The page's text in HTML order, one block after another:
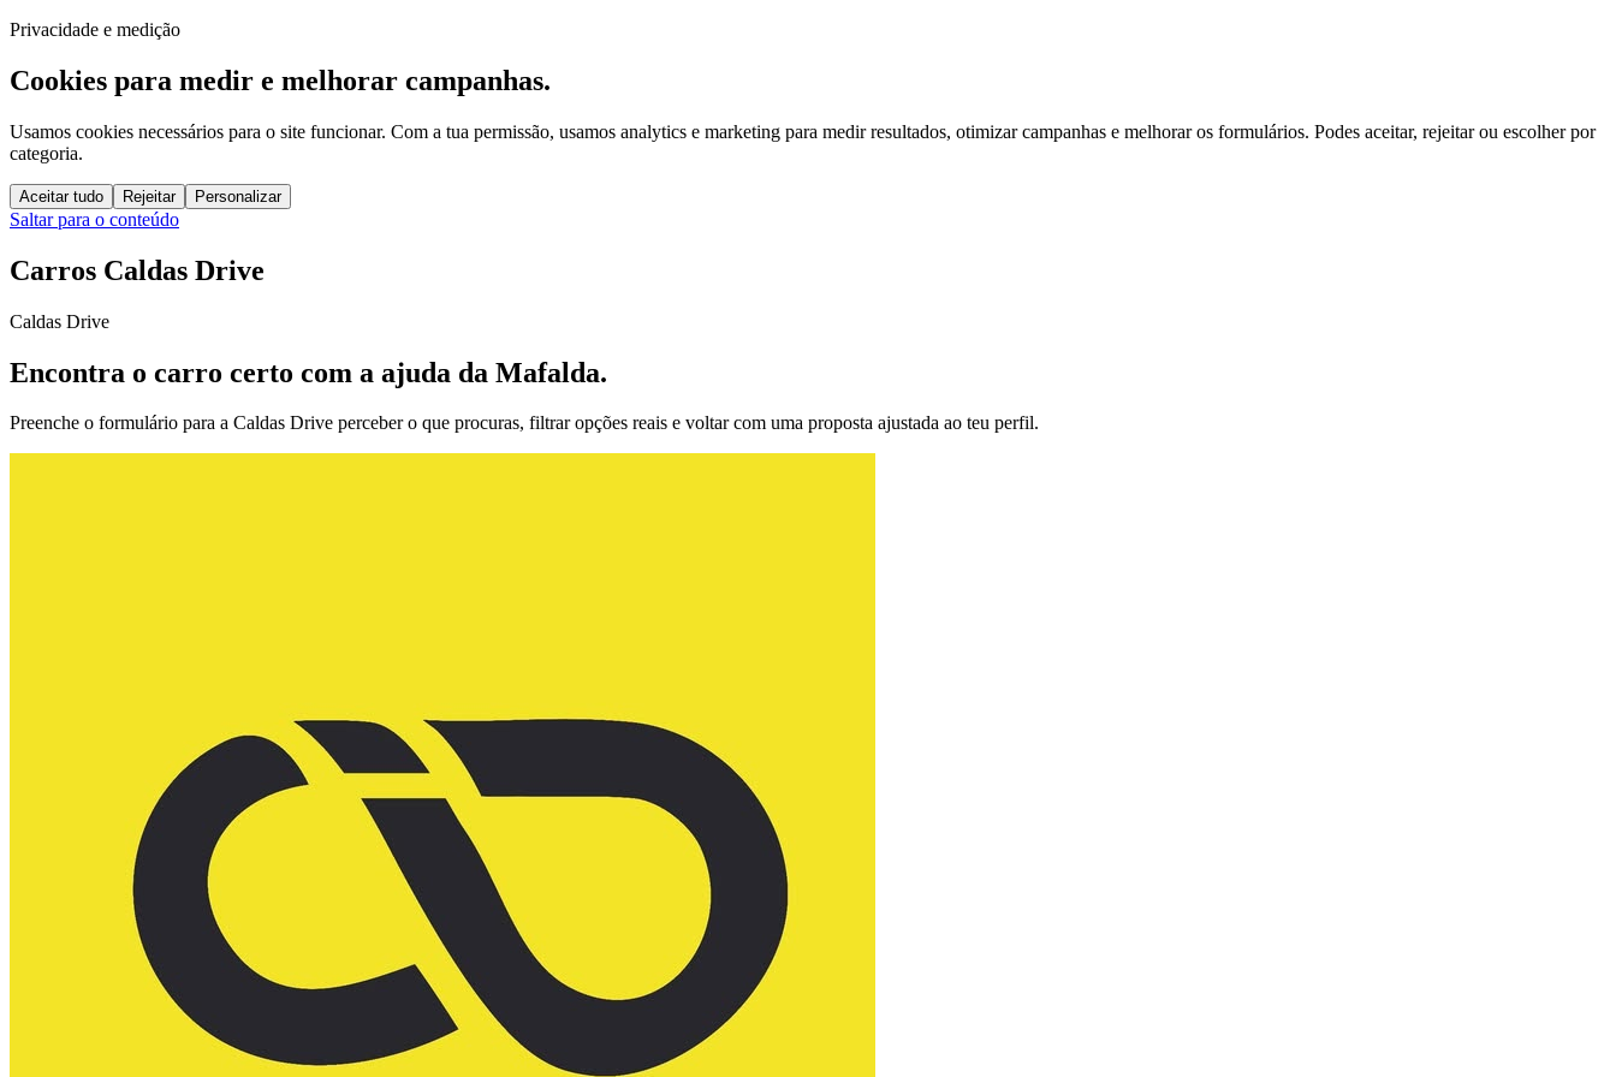
Privacidade e medição
Cookies para medir e melhorar campanhas.
Usamos cookies necessários para o site funcionar. Com a tua permissão, usamos analytics e marketing para medir resultados, otimizar campanhas e melhorar os formulários. Podes aceitar, rejeitar ou escolher por
categoria.
Aceitar tudo Rejeitar Personalizar
Saltar para o conteúdo
Carros Caldas Drive
Caldas Drive
Encontra o carro certo com a ajuda da Mafalda.
Preenche o formulário para a Caldas Drive perceber o que procuras, filtrar opções reais e voltar com uma proposta ajustada ao teu perfil.